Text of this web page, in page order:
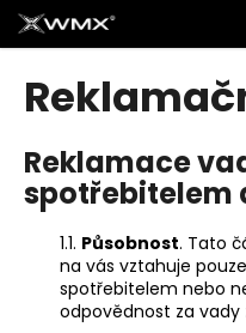
Přejít
na
obsah
Reklamace
spotřebitelem
1.1. Působnost. Tato
na vás vztahuje
spotřebitelem nebo
odpovědnost za vady
o
o
p
o